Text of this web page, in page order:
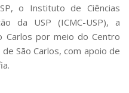
o Instituto de Ciências
da USP (ICMC-USP), a
Carlos por meio do Centro
São Carlos, com apoio de